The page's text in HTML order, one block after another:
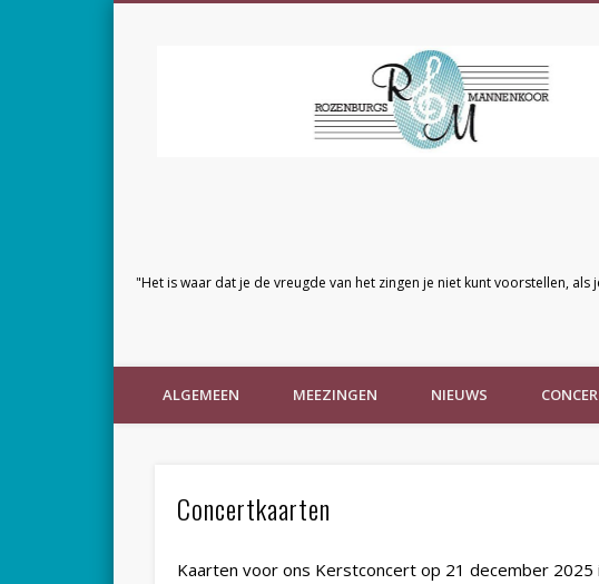
"Het is waar dat je de vreugde van het zingen je niet kunt voorstellen, als
ALGEMEEN MEEZINGEN NIEUWS
Concertkaarten
Kaarten voor ons Kerstconcert op 21 december 2025